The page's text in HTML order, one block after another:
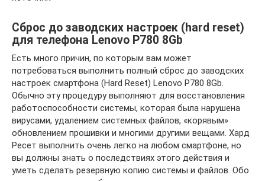
Сброс до заводских настроек (hard reset)
для телефона Lenovo P780 8Gb
Есть много причин, по которым вам может
потребоваться выполнить полный сброс до заводских
настроек смартфона (Hard Reset) Lenovo P780 8Gb.
Обычно эту процедуру выполняют для восстановления
работоспособности системы, которая была нарушена
вирусами, удалением системных файлов, «корявым»
обновлением прошивки и многими другими вещами. Хард
Ресет выполнить очень легко на любом смартфоне, но
вы должны знать о последствиях этого действия и
уметь сделать резервную копию системы и файлов. Обо